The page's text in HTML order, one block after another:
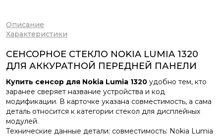
Описание
Характеристики
СЕНСОРНОЕ СТЕКЛО NOKIA LUMIA 1320
ДЛЯ АККУРАТНОЙ ПЕРЕДНЕЙ ПАНЕЛИ
Купить сенсор для Nokia Lumia 1320 удобно тем, кто
заранее сверяет название устройства и код
модификации. В карточке указана совместимость, а сама
деталь относится к категории стекол для дисплейных
модулей.
Технические данные детали: совместимость: Nokia Lumia